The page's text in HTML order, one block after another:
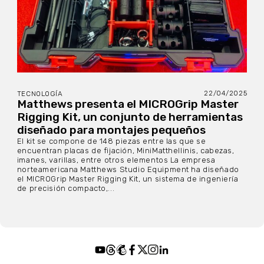
TECNOLOGÍA 22/04/2025
Matthews presenta el MICROGrip Master
Rigging Kit, un conjunto de herramientas
diseñado para montajes pequeños
El kit se compone de 148 piezas entre las que se
encuentran placas de fijación, MiniMatthellinis, cabezas,
imanes, varillas, entre otros elementos La empresa
norteamericana Matthews Studio Equipment ha diseñado
el MICROGrip Master Rigging Kit, un sistema de ingeniería
de precisión compacto,...